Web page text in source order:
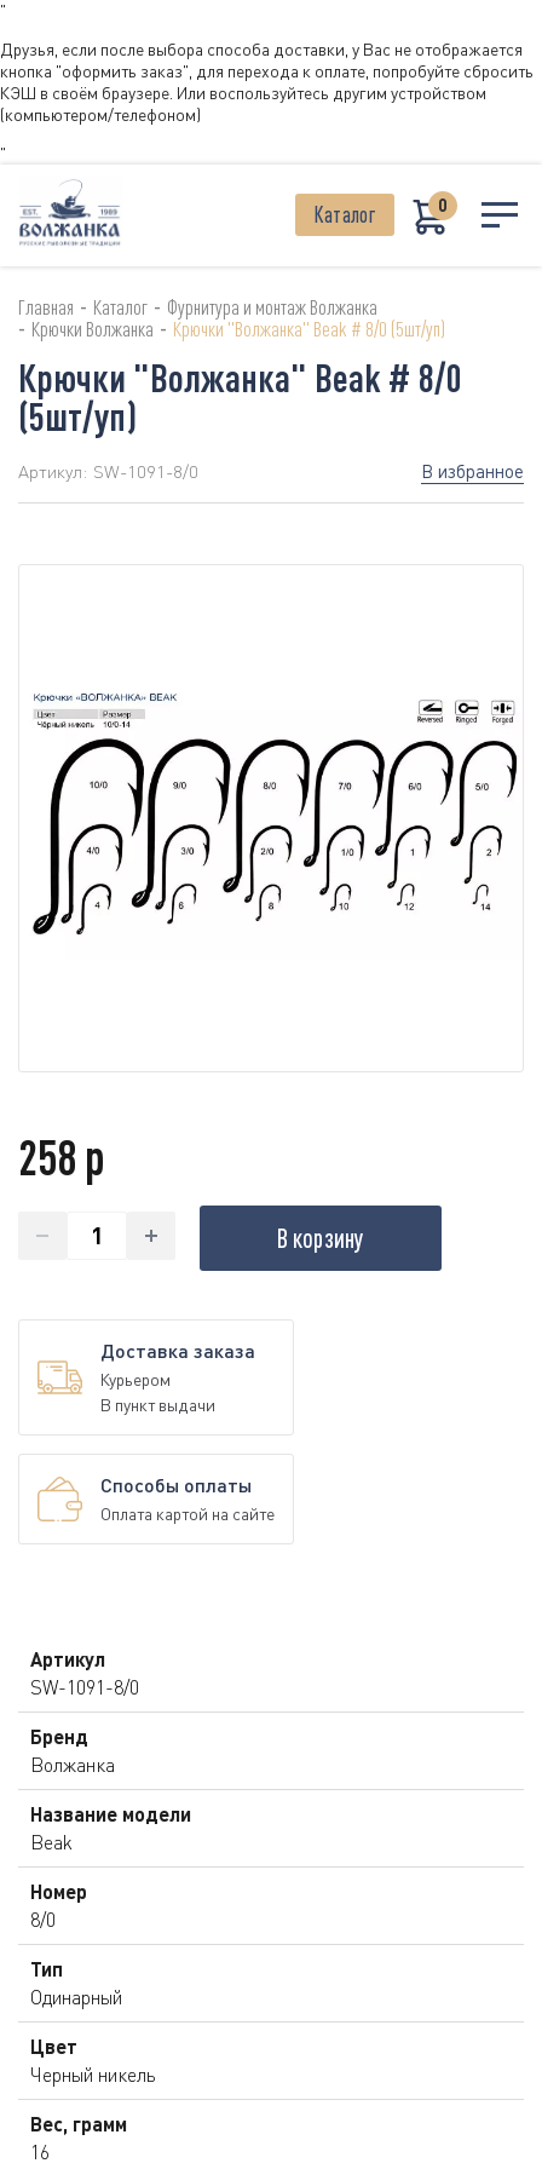
"
Друзья, если после выбора способа доставки, у Вас не отображается
кнопка "оформить заказ", для перехода к оплате, попробуйте сбросить
КЭШ в своём браузере. Или воспользуйтесь другим устройством
(компьютером/телефоном)
"
Каталог 0
Главная - Каталог - Фурнитура и монтаж Волжанка
- Крючки Волжанка - Крючки "Волжанка" Beak # 8/0 (5шт/уп)
Крючки "Волжанка" Beak # 8/0
(5шт/уп)
Артикул: SW-1091-8/0 В избранное
258 р
В корзину
Доставка заказа
Курьером
В пункт выдачи
Способы оплаты
Оплата картой на сайте
Артикул
SW-1091-8/0
Бренд
Волжанка
Название модели
Beak
Номер
8/0
Тип
Одинарный
Цвет
Черный никель
Вес, грамм
16